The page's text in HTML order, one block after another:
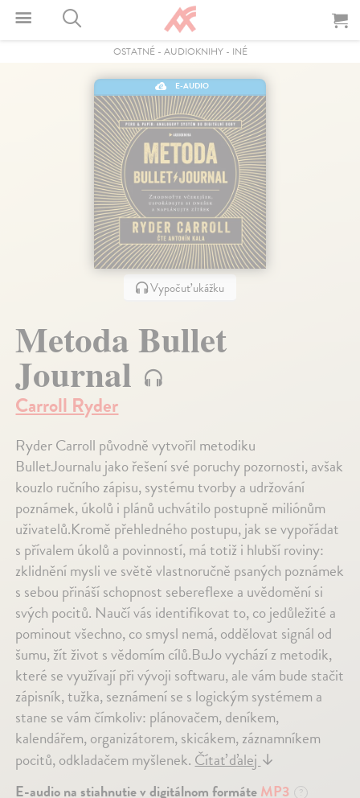
OSTATNÉ- AUDIOKNIHY- INÉ
E-AUDIO
Vypočuť ukážku
Metoda Bullet
Journal
Carroll Ryder
Ryder Carroll původně vytvořil metodiku
BulletJournalu jako řešení své poruchy pozornosti, avšak
kouzlo ručního zápisu, systému tvorby a udržování
poznámek, úkolů i plánů uchvátilo postupně miliónům
uživatelů.Kromě přehledného postupu, jak se vypořádat
s přívalem úkolů a povinností, má totiž i hlubší roviny:
zklidnění mysli ve světě vlastnoručně psaných poznámek
s sebou přináší schopnost sebereflexe a uvědomění si
svých pocitů. Naučí vás identifikovat to, co jedůležité a
pominout všechno, co smysl nemá, oddělovat signál od
šumu, žít život s vědomím cílů.BuJo vychází z metodik,
které se využívají při vývoji softwaru, ale vám bude stačit
zápisník, tužka, seznámení se s logickým systémem a
stane se vám čímkoliv: plánovačem, deníkem,
kalendářem, organizátorem, skicákem, záznamníkem
pocitů, odkladačem myšlenek.Čítať ďalej↓
E-audio na stiahnutie v digitálnom formáteMP3 ?